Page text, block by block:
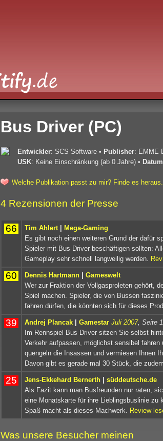
Bus Driver (PC)
Entwickler: SCS Software • Publisher: EMME
USK: Keine Einschränkung (ab 0 Jahre) • Datum
Welche Publikation passt zu mir? Finde es heraus.
4 Rezensionen der Presse
66 Tim Ahlert | Mega-Gaming
Es gibt noch einen weiteren Grund der dafür
Spieler mit Bus Driver beschäftigen sollten:
Gameplay sehr schnell langweilig werden.
60 Dennis Hartmann | Gameswelt
Wer zur Fraktion der Vollgasproleten gehört,
Spiel machen. Spieler, die von Bussen
fahren dürfen, die könnten sich für dieses
39 Andrej Plancak | Gamestar Juli 2007, Seite
Im Rennspiel Bus Driver sitzen Sie selbst
Verkehr aufpassen, möglichst sensibel
quengeln die Insassen und vermiesen Ihnen
Davon gibt es gerade mal 30 Stück, die
25 Jens-Ekkehard Bernerth | süddeutsche.de
Als Fazit kann man Busfreunden nur raten,
eine Monatskarte für ihre Lieblingsbuslinie zu
Spaß macht als dieses Machwerk.
Review
Was unsere Besucher meinen